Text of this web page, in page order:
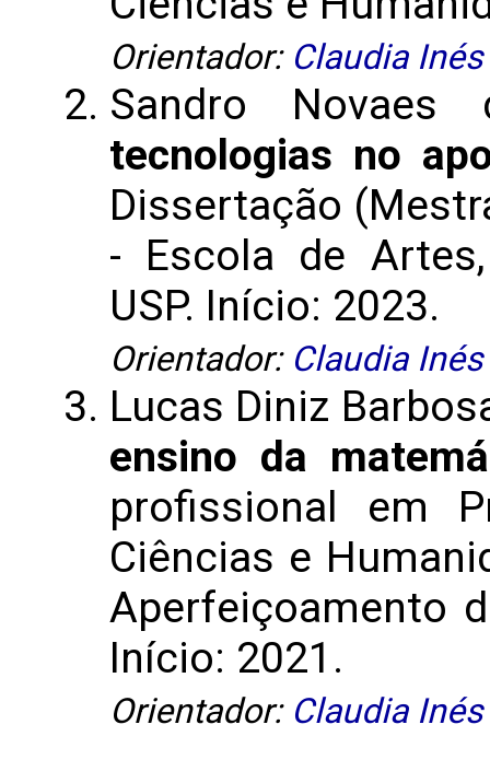
Orientador: Claudia
Sandro
tecnologias no
Dissertação
- Escola de
USP. Início: 2023.
Orientador: Claudia
Lucas Diniz
ensino da
profissional em
Ciências e
Aperfeiçoamento
Início: 2021.
Orientador: Claudia